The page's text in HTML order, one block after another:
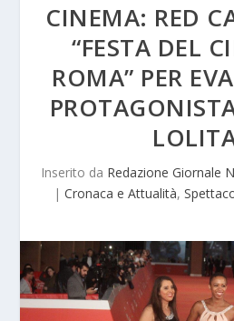
CINEMA: RED
“FESTA DEL
ROMA” PER
Inserito da Redazione Giornale
| Cronaca e Attualità,